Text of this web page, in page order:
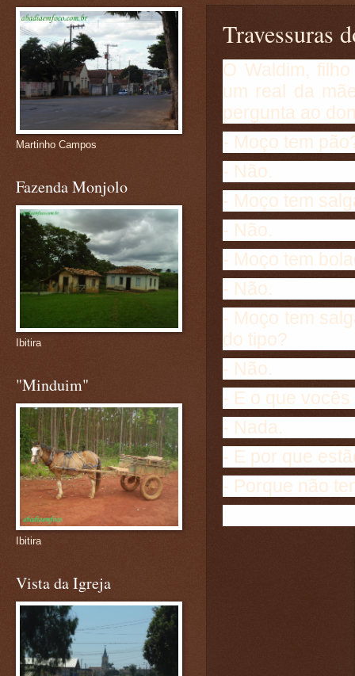
Travessuras
O Waldim,
um real da
pergunta ao
- Moço tem
- Não.
- Moço tem
- Não.
- Moço tem
- Não.
- Moço tem
do tipo?
- Não.
- E o que
- Nada.
- E por que
- Porque não
Martinho Campos
Fazenda Monjolo
Ibitira
"Minduim"
Ibitira
Vista da Igreja